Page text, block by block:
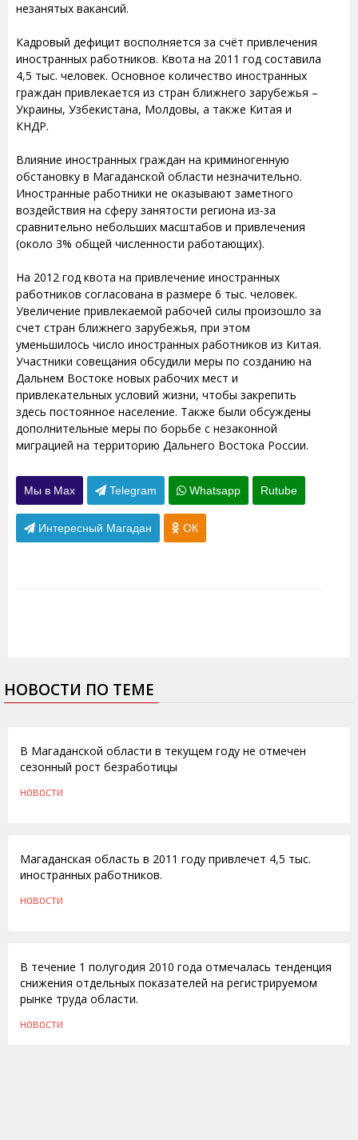
незанятых вакансий.
Кадровый дефицит восполняется за счёт привлечения
иностранных работников. Квота на 2011 год составила
4,5 тыс. человек. Основное количество иностранных
граждан привлекается из стран ближнего зарубежья –
Украины, Узбекистана, Молдовы, а также Китая и
КНДР.
Влияние иностранных граждан на криминогенную
обстановку в Магаданской области незначительно.
Иностранные работники не оказывают заметного
воздействия на сферу занятости региона из-за
сравнительно небольших масштабов и привлечения
(около 3% общей численности работающих).
На 2012 год квота на привлечение иностранных
работников согласована в размере 6 тыс. человек.
Увеличение привлекаемой рабочей силы произошло за
счет стран ближнего зарубежья, при этом
уменьшилось число иностранных работников из Китая.
Участники совещания обсудили меры по созданию на
Дальнем Востоке новых рабочих мест и
привлекательных условий жизни, чтобы закрепить
здесь постоянное население. Также были обсуждены
дополнительные меры по борьбе с незаконной
миграцией на территорию Дальнего Востока России.
Мы в Max Telegram Whatsapp Rutube
Интересный Магадан ОК
НОВОСТИ ПО ТЕМЕ
В Магаданской области в текущем году не отмечен
сезонный рост безработицы
НОВОСТИ
Магаданская область в 2011 году привлечет 4,5 тыс.
иностранных работников.
НОВОСТИ
В течение 1 полугодия 2010 года отмечалась тенденция
снижения отдельных показателей на регистрируемом
рынке труда области.
НОВОСТИ